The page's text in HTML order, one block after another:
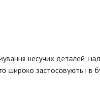
несучих деталей,
застосовують і в